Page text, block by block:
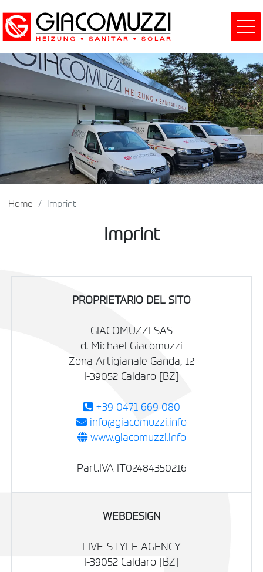
Home Imprint
Imprint
PROPRIETARIO DEL SITO
GIACOMUZZI SAS
d. Michael Giacomuzzi
Zona Artigianale Ganda, 12
I-39052 Caldaro [BZ]
+39 0471 669 080
info@giacomuzzi.info
www.giacomuzzi.info
Part.IVA IT02484350216
WEBDESIGN
LIVE-STYLE AGENCY
I-39052 Caldaro [BZ]